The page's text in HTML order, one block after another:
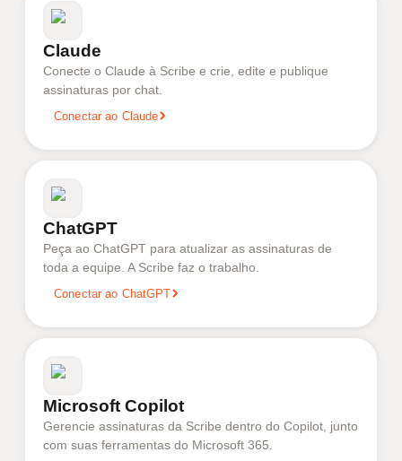
Claude
Conecte o Claude à Scribe e crie, edite e publique
assinaturas por chat.
Conectar ao Claude
ChatGPT
Peça ao ChatGPT para atualizar as assinaturas de
toda a equipe. A Scribe faz o trabalho.
Conectar ao ChatGPT
Microsoft Copilot
Gerencie assinaturas da Scribe dentro do Copilot, junto
com suas ferramentas do Microsoft 365.